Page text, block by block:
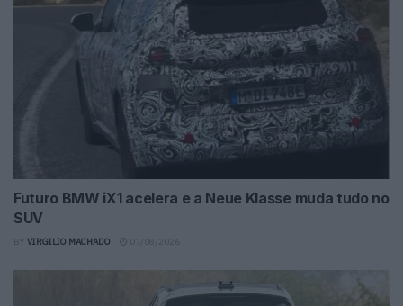
Futuro BMW iX1 acelera e a Neue Klasse muda tudo no
SUV
VIRGILIO MACHADO